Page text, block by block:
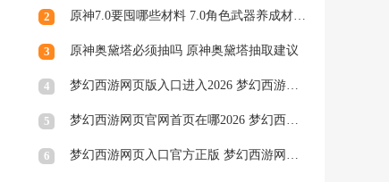
2 原神7.0要囤哪些材料 7.0角色武器养成材料一览
3 原神奥黛塔必须抽吗 原神奥黛塔抽取建议
4 梦幻西游网页版入口进入2026 梦幻西游网页版秒玩官网
5 梦幻西游网页官网首页在哪2026 梦幻西游网页官网页面一览
6 梦幻西游网页入口官方正版 梦幻西游网页版秒玩地址2026